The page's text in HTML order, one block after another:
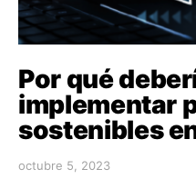
Por qué
implementar
sostenibles
octubre 5, 2023